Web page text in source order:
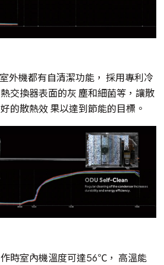
外機都有自清潔功能， 採用專利冷
交換器表面的灰 塵和細菌等，讓散
的散熱效 果以達到節能的目標。
時室內機溫度可達56℃， 高溫能